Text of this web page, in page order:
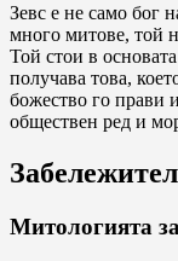
Зевс е не само бог
много митове, той
Той стои в
получава това,
божество го прави
обществен ред и
Митологията